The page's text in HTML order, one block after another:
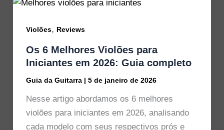
Violões, Reviews
Os 6 Melhores Violões para
Iniciantes em 2026: Guia completo
Guia da Guitarra | 5 de janeiro de 2026
Nesse artigo abordamos os 6 melhores
violões para iniciantes em 2026, analisando
cada modelo com seus respectivos prós e